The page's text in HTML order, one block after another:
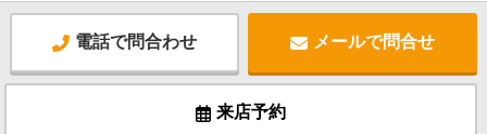
電話で問合わせ メールで問合せ
来店予約